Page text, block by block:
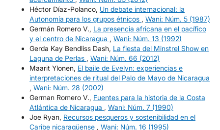
Héctor Díaz-Polanco, Un debate internacional: la
Autonomía para los grupos étnicos , Wani: Núm. 5 (1987)
Germán Romero V., La presencia africana en el pacífico
y el centro de Nicaragua , Wani: Núm. 13 (1992)
Gerda Kay Bendliss Dash, La fiesta del Minstrel Show en
Laguna de Perlas , Wani: Núm. 66 (2012)
Maarit Ylonen, El baile de Evelyn: experiencias e
interpretaciones de ritual del Palo de Mayo de Nicaragua
, Wani: Núm. 28 (2002)
German Romero V., Fuentes para la historia de la Costa
Atlántica de Nicaragua , Wani: Núm. 7 (1990)
Joe Ryan, Recursos pesqueros y sostenibilidad en el
Caribe nicaragüense , Wani: Núm. 16 (1995)